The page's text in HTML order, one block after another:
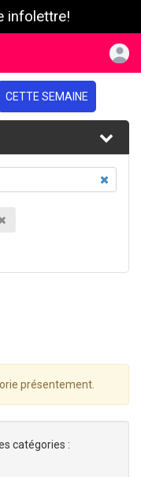
infolettre!
CETTE SEMAINE
présentement.
catégories :